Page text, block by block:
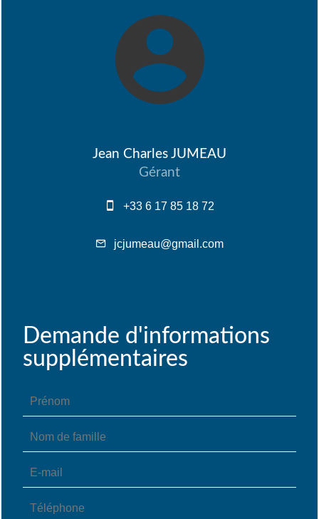
Jean Charles JUMEAU
Gérant
+33 6 17 85 18 72
jcjumeau@gmail.com
Demande d'informations
supplémentaires